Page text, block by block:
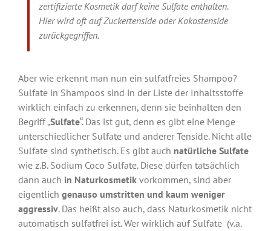
zertifizierte Kosmetik darf keine Sulfate enthalten.
Hier wird oft auf Zuckertenside oder Kokostenside
zurückgegriffen.
Aber wie erkennt man nun ein sulfatfreies Shampoo?
Sulfate in Shampoos sind in der Liste der Inhaltsstoffe
wirklich einfach zu erkennen, denn sie beinhalten den
Begriff „Sulfate“. Das ist gut, denn es gibt eine Menge
unterschiedlicher Sulfate und anderer Tenside. Nicht alle
Sulfate sind synthetisch. Es gibt auch natürliche Sulfate
wie z.B. Sodium Coco Sulfate. Diese dürfen tatsächlich
dann auch in Naturkosmetik vorkommen, sind aber
eigentlich genauso umstritten und kaum weniger
aggressiv. Das heißt also auch, dass Naturkosmetik nicht
automatisch sulfatfrei ist. Wer wirklich auf Sulfate (v.a.